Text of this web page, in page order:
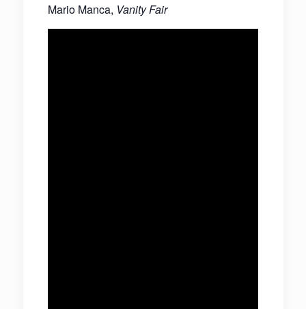
Mario Manca, Vanity Fair